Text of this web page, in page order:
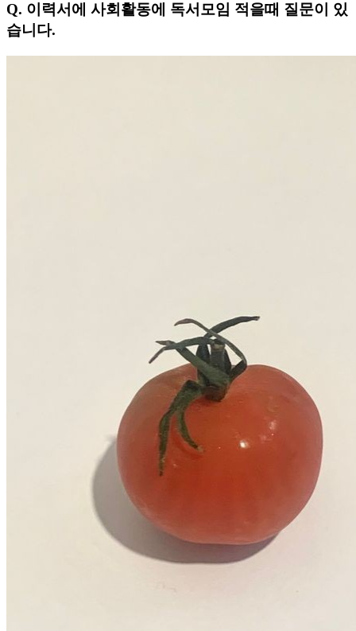
Q. 이력서에 사회활동에 독서모임 적을때 질문이 있
습니다.